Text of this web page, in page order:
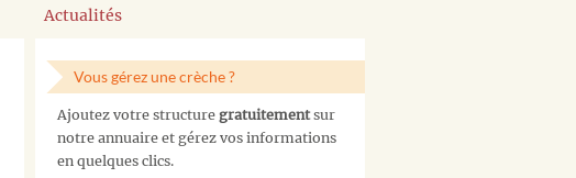
Actualités
Vous gérez une crèche ?
Ajoutez votre structure gratuitementsur
notre annuaire et gérez vos informations
en quelques clics.